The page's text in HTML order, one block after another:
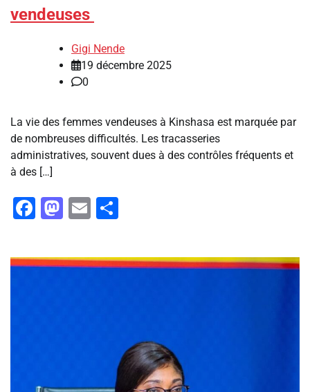
vendeuses
Gigi Nende
19 décembre 2025
0
La vie des femmes vendeuses à Kinshasa est marquée par
de nombreuses difficultés. Les tracasseries
administratives, souvent dues à des contrôles fréquents et
à des […]
Facebook
Mastodon
Email